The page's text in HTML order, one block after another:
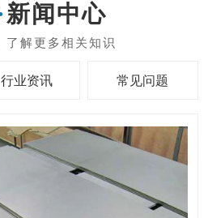
新闻中心
行业资讯 常见问题